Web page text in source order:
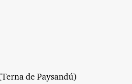
de Paysandú)